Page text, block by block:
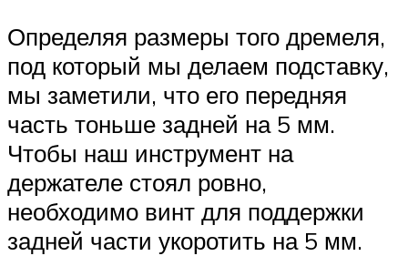
Определяя размеры того дремеля,
под который мы делаем подставку,
мы заметили, что его передняя
часть тоньше задней на 5 мм.
Чтобы наш инструмент на
держателе стоял ровно,
необходимо винт для поддержки
задней части укоротить на 5 мм.